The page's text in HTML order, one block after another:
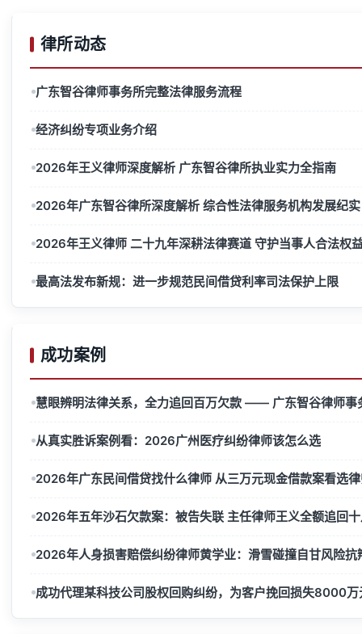
律所动态
广东智谷律师事务所完整法律服务流程
经济纠纷专项业务介绍
2026年王义律师深度解析 广东智谷律所执业实力全指南
2026年广东智谷律所深度解析 综合性法律服务机构发展纪实
2026年王义律师 二十九年深耕法律赛道 守护当事人合法权
最高法发布新规：进一步规范民间借贷利率司法保护上限
成功案例
慧眼辨明法律关系，全力追回百万欠款 —— 广东智谷律师事
从真实胜诉案例看：2026广州医疗纠纷律师该怎么选
2026年广东民间借贷找什么律师 从三万元现金借款案看选
2026年五年沙石欠款案：被告失联 主任律师王义全额追回
2026年人身损害赔偿纠纷律师黄学业：滑雪碰撞自甘风险抗
成功代理某科技公司股权回购纠纷，为客户挽回损失8000万